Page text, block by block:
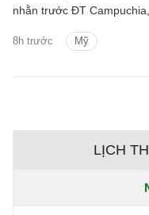
8h trước Mỹ
nhằn trước ĐT
LỊCH